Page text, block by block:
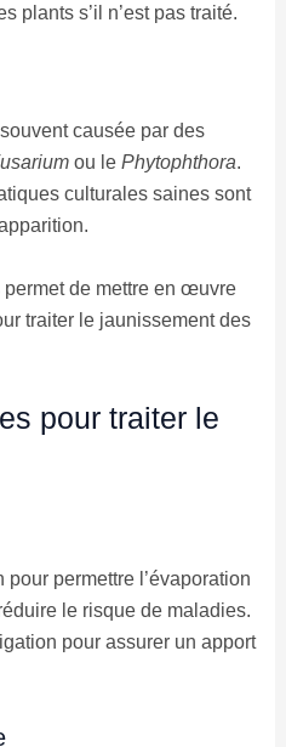
plants s’il n’est pas traité.
causée par des
ou le Phytophthora.
culturales saines sont
de mettre en œuvre
traiter le jaunissement des
pour traiter le
permettre l’évaporation
le risque de maladies.
pour assurer un apport